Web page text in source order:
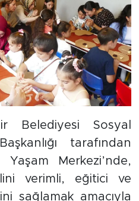
Belediyesi Sosyal
tarafından
Merkezi’nde,
verimli, eğitici ve
sağlamak amacıyla